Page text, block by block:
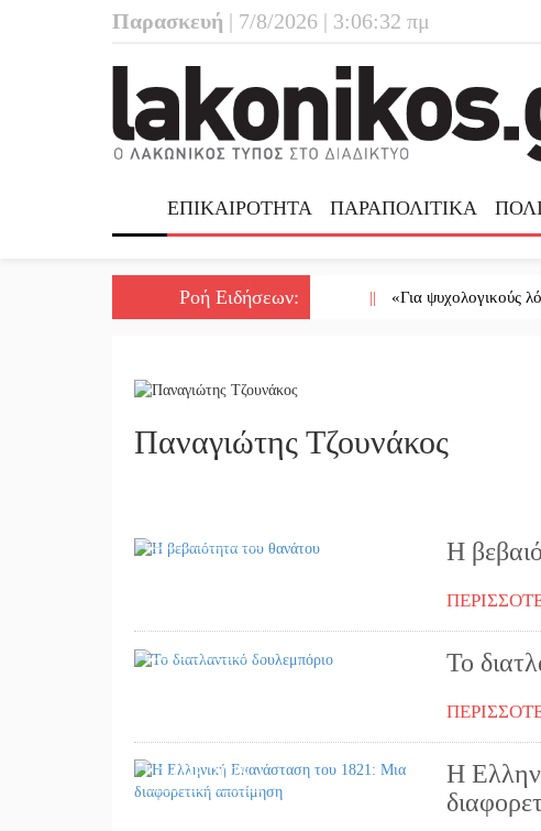
Παρασκευή | 7/8/2026 | 3:06:32 πμ
ΕΠΙΚΑΙΡΟΤΗΤΑ ΠΑΡΑΠΟΛΙΤΙΚΑ
Ροή Ειδήσεων: «Για ψυχολογικούς
Παναγιώτης Τζουνάκος
Η
Το
24/03/2026
Η